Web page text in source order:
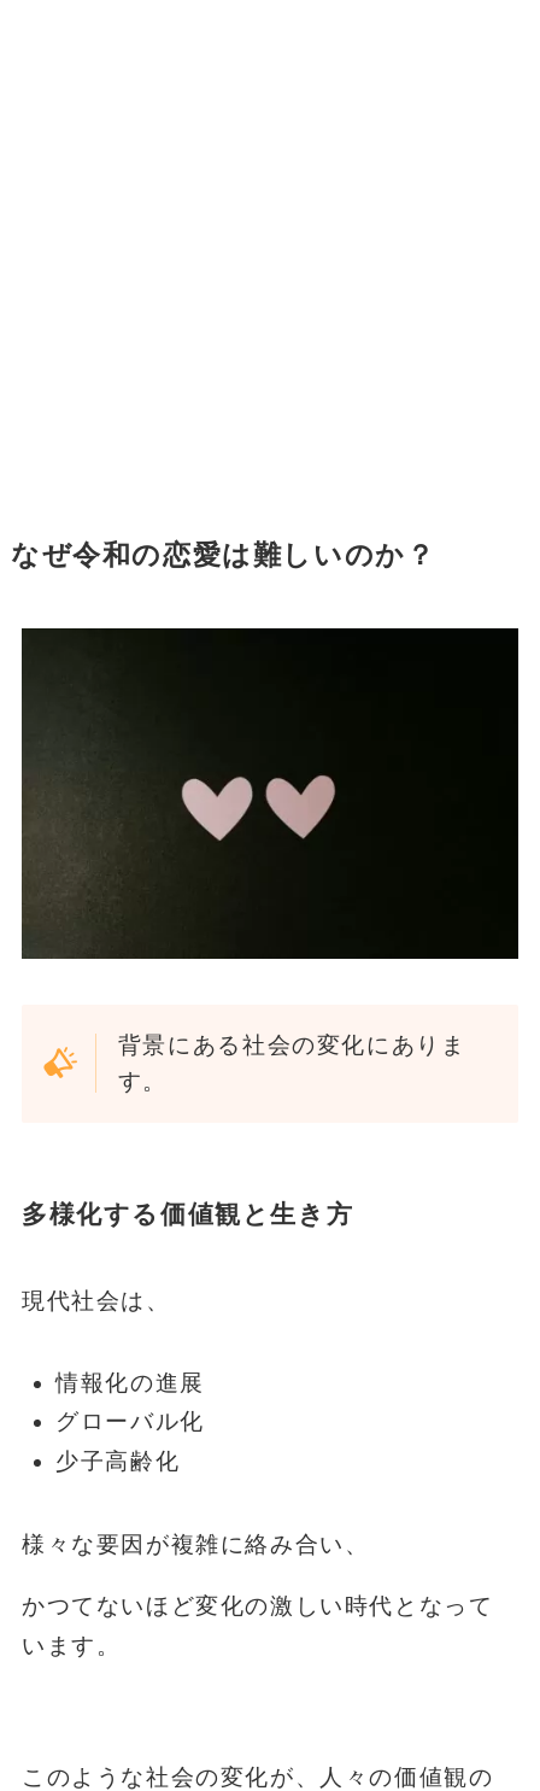
なぜ令和の恋愛は難しいのか？
背景にある社会の変化にありま
す。
多様化する価値観と生き方
現代社会は、
情報化の進展
グローバル化
少子高齢化
様々な要因が複雑に絡み合い、
かつてないほど変化の激しい時代となって
います。
このような社会の変化が、人々の価値観の